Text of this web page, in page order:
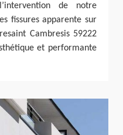
de notre
fissures apparente sur
Cambresis 59222
et performante